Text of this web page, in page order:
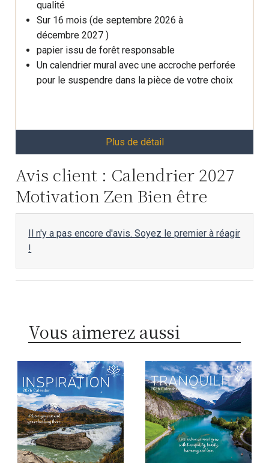
qualité
Sur 16 mois (de septembre 2026 à
décembre 2027 )
papier issu de forêt responsable
Un calendrier mural avec une accroche perforée
pour le suspendre dans la pièce de votre choix
Plus de détail
Avis client : Calendrier 2027
Motivation Zen Bien être
Il n'y a pas encore d'avis. Soyez le premier à réagir
!
Vous aimerez aussi